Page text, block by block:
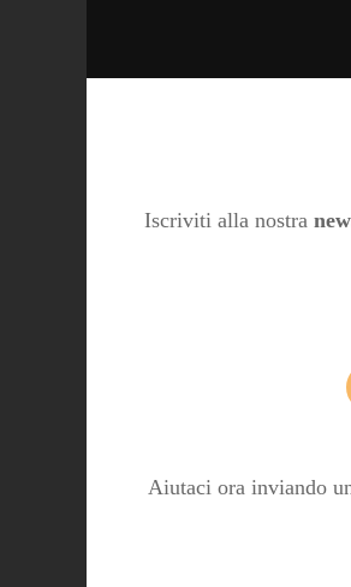
Iscriviti alla nostra
Aiutaci ora inviando